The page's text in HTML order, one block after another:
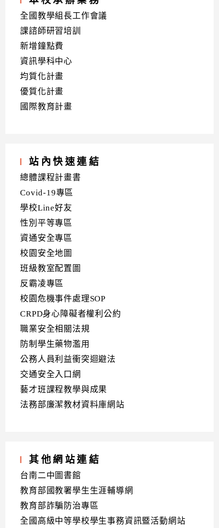
全國教學組長工作會議
課諮師研習培訓
新增鐘點費
資訊學科中心
均質化計畫
優質化計畫
國際教育計畫
站內快速連結
總體課程計畫書
Covid-19專區
學校Line好友
性別平等專區
資通安全專區
校園安全地圖
班級教室配置圖
反霸凌專區
校園危機事件處理SOP
CRPD身心障礙者權利公約
職業安全相關法規
防制學生藥物濫用
公務人員利益衝突迴避法
交通安全入口網
藝才班課程教學與成果
法務部廉潔教材資料庫網站
其他網站連結
台南二中圖書館
教育部國教署學生生涯輔導網
教育部詐騙防治專區
全國高級中等學校學生事務資訊暨活動網站